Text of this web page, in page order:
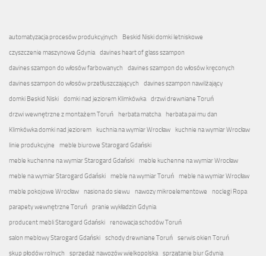
automatyzacja procesów produkcyjnych
Beskid Niski domki letniskowe
czyszczenie maszynowe Gdynia
davines heart of glass szampon
davines szampon do włosów farbowanych
davines szampon do włosów kręconych
davines szampon do włosów przetłuszczających
davines szampon nawilżający
domki Beskid Niski
domki nad jeziorem Klimkówka
drzwi drewniane Toruń
drzwi wewnętrzne z montażem Toruń
herbata matcha
herbata pai mu dan
Klimkówka domki nad jeziorem
kuchnia na wymiar Wrocław
kuchnie na wymiar Wrocław
linie produkcyjne
meble biurowe Starogard Gdański
meble kuchenne na wymiar Starogard Gdański
meble kuchenne na wymiar Wrocław
meble na wymiar Starogard Gdański
meble na wymiar Toruń
meble na wymiar Wrocław
meble pokojowe Wrocław
nasiona do siewu nawozy mikroelementowe
noclegi Ropa
parapety wewnętrzne Toruń
pranie wykładzin Gdynia
producent mebli Starogard Gdański
renowacja schodów Toruń
salon meblowy Starogard Gdański
schody drewniane Toruń
serwis okien Toruń
skup płodów rolnych
sprzedaż nawozów wielkopolska sprzątanie biur Gdynia